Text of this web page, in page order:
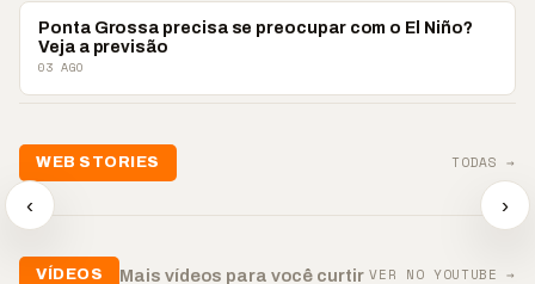
PONTA GROSSA
Ponta Grossa precisa se preocupar com o El Niño?
Veja a previsão
03 AGO
WEB STORIES TODAS →
‹
📢 Noite de Louvor
chega com bênçãos e
oração
📢 Coral
Paulino
longo
›
VÍDEOS Mais vídeos para você curtir VER NO YOUTUBE →